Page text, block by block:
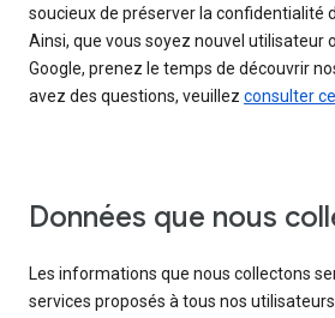
soucieux de préserver la confidentialité
Ainsi, que vous soyez nouvel utilisateur
Google, prenez le temps de découvrir
avez des questions, veuillez consulter
Données que nous
Les informations que nous collectons
services proposés à tous nos